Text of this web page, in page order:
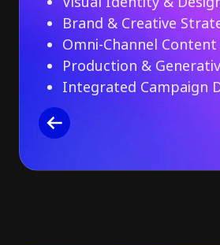
Brand & Creative
Omni-Channel
Production &
Integrated Campaign